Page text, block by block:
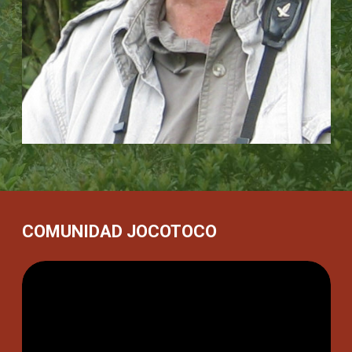
su crecimiento profesional y el impulso para que
avancen hacia funciones cada vez más influyentes.
Posteriormente, utilizamos tecnología avanzada para
monitorear y evaluar nuestro impacto, lo que nos
permite ampliar nuestro trabajo a lo largo de vastos
paisajes regionales.
COMUNIDAD JOCOTOCO